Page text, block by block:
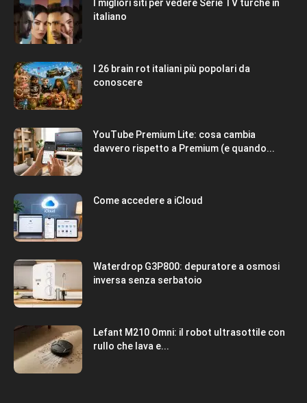
I migliori siti per vedere Serie TV turche in
italiano
I 26 brain rot italiani più popolari da
conoscere
YouTube Premium Lite: cosa cambia
davvero rispetto a Premium (e quando...
Come accedere a iCloud
Waterdrop G3P800: depuratore a osmosi
inversa senza serbatoio
Lefant M210 Omni: il robot ultrasottile con
rullo che lava e...